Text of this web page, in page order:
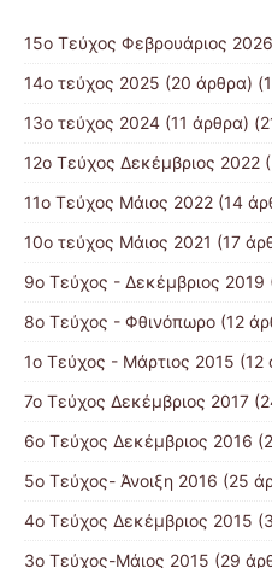
15ο Τεύχος Φεβρουάριος 2026
14ο τεύχος 2025 (20 άρθρα)
13ο τεύχος 2024 (11 άρθρα)
12ο Τεύχος Δεκέμβριος 2022
11ο Τεύχος Μάιος 2022 (14
10o τεύχος Μάιος 2021 (17
9ο Τεύχος - Δεκέμβριος 2019
8ο Τεύχος - Φθινόπωρο (12
1ο Τεύχος - Μάρτιος 2015 (12
7ο Τεύχος Δεκέμβριος 2017
6ο Τεύχος Δεκέμβριος 2016
5ο Τεύχος- Άνοιξη 2016 (25
4ο Τεύχος Δεκέμβριος 2015
3ο Τεύχος-Μάιος 2015 (29